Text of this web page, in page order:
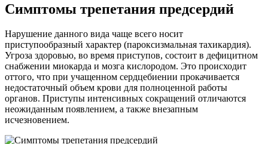
Симптомы трепетания предсердий
Нарушение данного вида чаще всего носит
приступообразный характер (пароксизмальная тахикардия).
Угроза здоровью, во время приступов, состоит в дефицитном
снабжении миокарда и мозга кислородом. Это происходит
оттого, что при учащенном сердцебиении прокачивается
недостаточный объем крови для полноценной работы
органов. Приступы интенсивных сокращений отличаются
неожиданным появлением, а также внезапным
исчезновением.